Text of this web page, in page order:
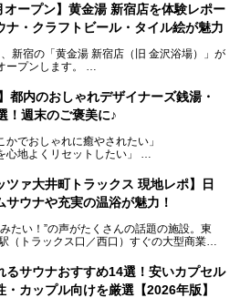
オープン】黄金湯 新宿店を体験レポー
ナ・クラフトビール・タイル絵が魅力
新宿の「黄金湯 新宿店（旧 金沢浴場）」が
ープンします。
ルジックなタイル絵はそのまま、昔からここ
にも、新しく足を運んでくれる人にも愛され
"銭湯"として生まれ変わりました。洞窟のよ
新しく登場したスポットも併せて紹介しま
備があるのに、基本の入浴料が銭湯価格の5
都内のおしゃれデザイナーズ銭湯・
！週末のご褒美に♪
かでおしゃれに癒やされたい」
心地よくリセットしたい」
しいスタイルの銭湯です。
ディアで「デザイナーズ銭湯」や「ネオ銭
もそもこれらがどんな銭湯なのか、その気に
店15選を、おすすめの順番で一挙にご紹介
ツァ大井町トラックス 現地レポ】日
サウナや充実の温浴が魅力！
たい！”の声がたくさんの話題の施設。東
（トラックス口／西口）すぐの大型商業施
ックス」がニューオープン。施設の様子をレ
るサウナおすすめ14選！安いカプセル
・カップル向けを厳選【2026年版】